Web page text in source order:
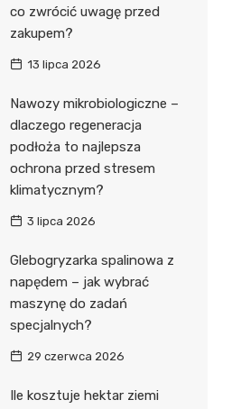
co zwrócić uwagę przed
zakupem?
13 lipca 2026
Nawozy mikrobiologiczne –
dlaczego regeneracja
podłoża to najlepsza
ochrona przed stresem
klimatycznym?
3 lipca 2026
Glebogryzarka spalinowa z
napędem – jak wybrać
maszynę do zadań
specjalnych?
29 czerwca 2026
Ile kosztuje hektar ziemi